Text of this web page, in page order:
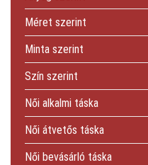
Méret szerint
Minta szerint
Szín szerint
Női alkalmi táska
Női átvetős táska
Női bevásárló táska